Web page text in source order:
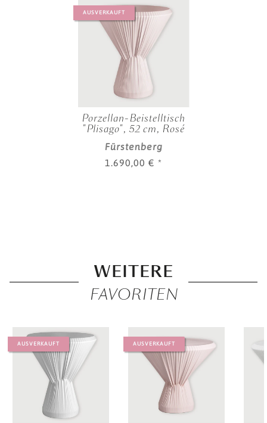
AUSVERKAUFT
Porzellan-Beistelltisch
"Plisago", 52 cm, Rosé
Fürstenberg
1.690,00 € *
WEITERE
FAVORITEN
AUSVERKAUFT AUSVERKAUFT